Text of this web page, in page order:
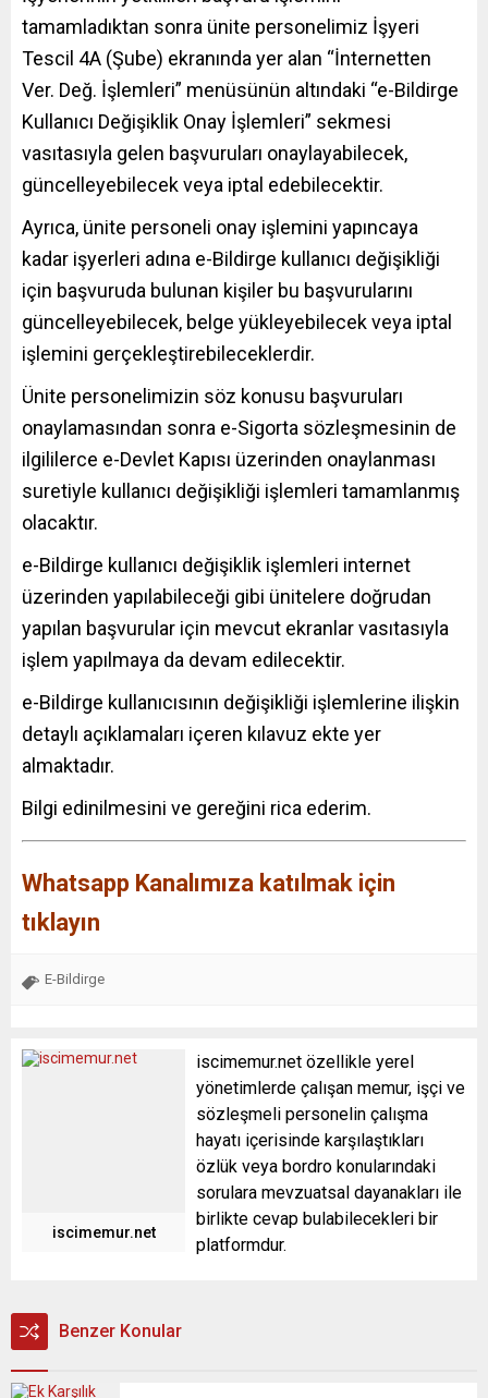
tamamladıktan sonra ünite personelimiz İşyeri
Tescil 4A (Şube) ekranında yer alan “İnternetten
Ver. Değ. İşlemleri” menüsünün altındaki “e-Bildirge
Kullanıcı Değişiklik Onay İşlemleri” sekmesi
vasıtasıyla gelen başvuruları onaylayabilecek,
güncelleyebilecek veya iptal edebilecektir.
Ayrıca, ünite personeli onay işlemini yapıncaya
kadar işyerleri adına e-Bildirge kullanıcı değişikliği
için başvuruda bulunan kişiler bu başvurularını
güncelleyebilecek, belge yükleyebilecek veya iptal
işlemini gerçekleştirebileceklerdir.
Ünite personelimizin söz konusu başvuruları
onaylamasından sonra e-Sigorta sözleşmesinin de
ilgililerce e-Devlet Kapısı üzerinden onaylanması
suretiyle kullanıcı değişikliği işlemleri tamamlanmış
olacaktır.
e-Bildirge kullanıcı değişiklik işlemleri internet
üzerinden yapılabileceği gibi ünitelere doğrudan
yapılan başvurular için mevcut ekranlar vasıtasıyla
işlem yapılmaya da devam edilecektir.
e-Bildirge kullanıcısının değişikliği işlemlerine ilişkin
detaylı açıklamaları içeren kılavuz ekte yer
almaktadır.
Bilgi edinilmesini ve gereğini rica ederim.
Whatsapp Kanalımıza katılmak için
tıklayın
E-Bildirge
iscimemur.net
iscimemur.net özellikle yerel
yönetimlerde çalışan memur, işçi ve
sözleşmeli personelin çalışma
hayatı içerisinde karşılaştıkları
özlük veya bordro konularındaki
sorulara mevzuatsal dayanakları ile
birlikte cevap bulabilecekleri bir
platformdur.
Benzer Konular